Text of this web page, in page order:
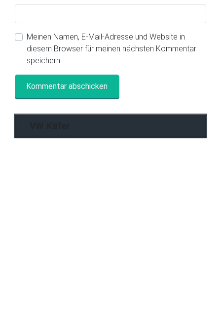
Meinen Namen, E-Mail-Adresse und Website in
diesem Browser für meinen nächsten Kommentar
speichern.